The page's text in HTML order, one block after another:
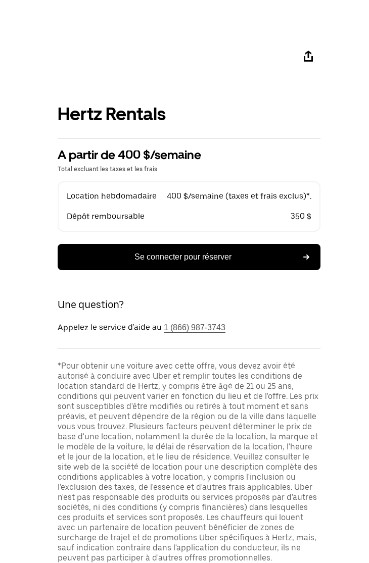
Hertz Rentals
A partir de 400 $/semaine
Total excluant les taxes et les frais
Location hebdomadaire 400 $/semaine (taxes et frais exclus)*.
Dépôt remboursable 350 $
Se connecter pour réserver
Une question?
Appelez le service d'aide au 1 (866) 987-3743
*Pour obtenir une voiture avec cette offre, vous devez avoir été
autorisé à conduire avec Uber et remplir toutes les conditions de
location standard de Hertz, y compris être âgé de 21 ou 25 ans,
conditions qui peuvent varier en fonction du lieu et de l'offre. Les prix
sont susceptibles d'être modifiés ou retirés à tout moment et sans
préavis, et peuvent dépendre de la région ou de la ville dans laquelle
vous vous trouvez. Plusieurs facteurs peuvent déterminer le prix de
base d'une location, notamment la durée de la location, la marque et
le modèle de la voiture, le délai de réservation de la location, l'heure
et le jour de la location, et le lieu de résidence. Veuillez consulter le
site web de la société de location pour une description complète des
conditions applicables à votre location, y compris l'inclusion ou
l'exclusion des taxes, de l'essence et d'autres frais applicables. Uber
n'est pas responsable des produits ou services proposés par d'autres
sociétés, ni des conditions (y compris financières) dans lesquelles
ces produits et services sont proposés. Les chauffeurs qui louent
avec un partenaire de location peuvent bénéficier de zones de
surcharge de trajet et de promotions Uber spécifiques à Hertz, mais,
sauf indication contraire dans l'application du conducteur, ils ne
peuvent pas participer à d'autres offres promotionnelles.